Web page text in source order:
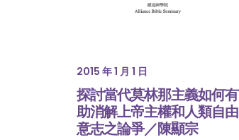
2015 年 1 月 1 日
探討當代莫林那主義如何有
助消解上帝主權和人類自由
意志之論爭／陳顯宗